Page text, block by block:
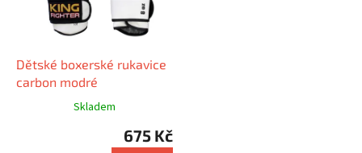
Dětské boxerské rukavice
carbon modré
Skladem
675 Kč